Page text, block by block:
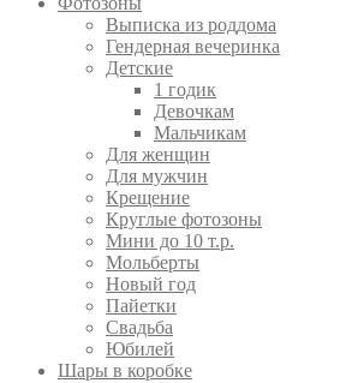
Выписка из роддома
Гендерная вечеринка
Детские
1 годик
Девочкам
Мальчикам
Для женщин
Для мужчин
Крещение
Круглые фотозоны
Мини до 10 т.р.
Мольберты
Новый год
Пайетки
Свадьба
Юбилей
Шары в коробке